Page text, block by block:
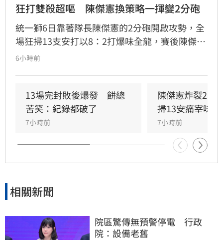
狂打雙殺超嘔　陳傑憲換策略一揮變2分砲
統一獅6日靠著隊長陳傑憲的2分砲開啟攻勢，全
場狂掃13支安打以8：2打爆味全龍，賽後陳傑憲
透露因為上週末自己擊出太多雙殺，當時上場只
6小時前
13場完封敗後爆發　餅總
苦笑：紀錄都破了
7小時前
陳傑憲炸裂2分
掃13安痛宰味全
7小時前
相關新聞
院區驚傳無預警停電　行政
院：設備老舊